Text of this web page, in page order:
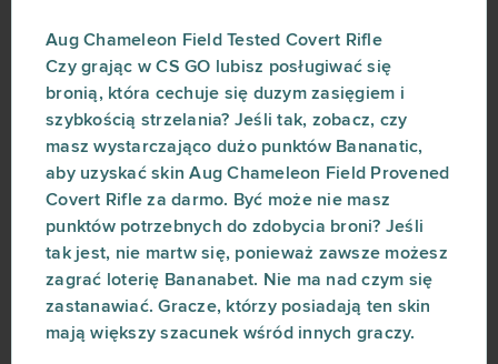
Aug Chameleon Field Tested Covert Rifle
Czy grając w CS GO lubisz posługiwać się
bronią, która cechuje się duzym zasięgiem i
szybkością strzelania? Jeśli tak, zobacz, czy
masz wystarczająco dużo punktów Bananatic,
aby uzyskać skin Aug Chameleon Field Provened
Covert Rifle za darmo. Być może nie masz
punktów potrzebnych do zdobycia broni? Jeśli
tak jest, nie martw się, ponieważ zawsze możesz
zagrać loterię Bananabet. Nie ma nad czym się
zastanawiać. Gracze, którzy posiadają ten skin
mają większy szacunek wśród innych graczy.